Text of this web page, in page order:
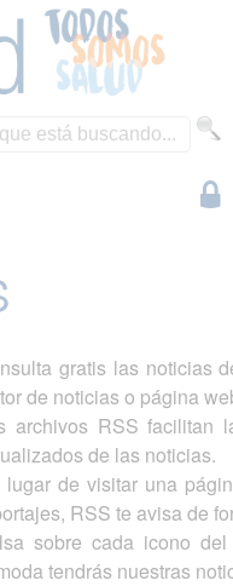
gratis las noticias
de noticias o página
archivos RSS facilitan
de las noticias.
lugar de visitar una
RSS te avisa de
sobre cada icono
tendrás nuestras